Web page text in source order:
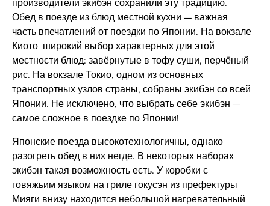
производители экибэн сохранили эту традицию.
Обед в поезде из блюд местной кухни — важная
часть впечатлений от поездки по Японии. На вокзале
Киото широкий выбор характерных для этой
местности блюд: завёрнутые в тофу суши, перчёный
рис. На вокзале Токио, одном из основных
транспортных узлов страны, собраны экибэн со всей
Японии. Не исключено, что выбрать себе экибэн —
самое сложное в поездке по Японии!
Японские поезда высокотехнологичны, однако
разогреть обед в них негде. В некоторых наборах
экибэн такая возможность есть. У коробки с
говяжьим языком на гриле гокусэн из префектуры
Мияги внизу находится небольшой нагревательный